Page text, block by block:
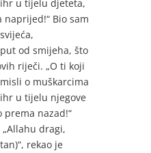
u tijelu djeteta,
Bio sam
od smijeha, što
riječi. „O ti koji
o muškarcima
u tijelu njegove
nazad!“
dragi,
rekao je